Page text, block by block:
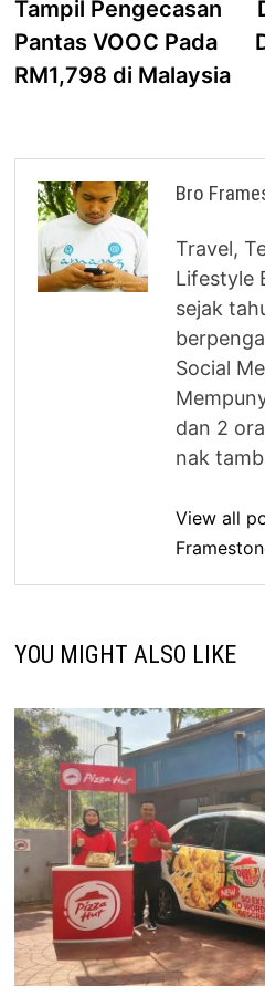
Tampil Pengecasan
Pantas VOOC Pada
RM1,798 di Malaysia
Bro
Travel,
Lifestyle
sejak
Social
dan 2
nak
View all
YOU MIGHT ALSO LIKE